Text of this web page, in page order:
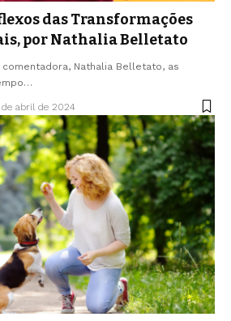
das Transformações
por Nathalia Belletato
Nathalia Belletato, as
abril de 2024